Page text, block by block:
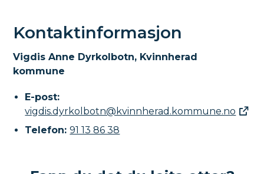
Kontaktinformasjon
Vigdis Anne Dyrkolbotn, Kvinnherad
kommune
E-post:
vigdis.dyrkolbotn@kvinnherad.kommune.no
Telefon:91 13 86 38